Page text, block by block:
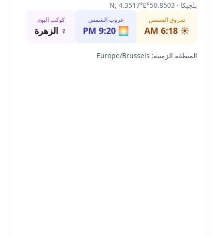
بلجيكا ·
50.8503
°
N, 4.3517°E
شروق الشمس
☀️
6:18 AM
غروب الشمس
🌅
9:20 PM
كوكب اليوم
♀ الزهرة
المنطقة الزمنية:
Europe/Brussels